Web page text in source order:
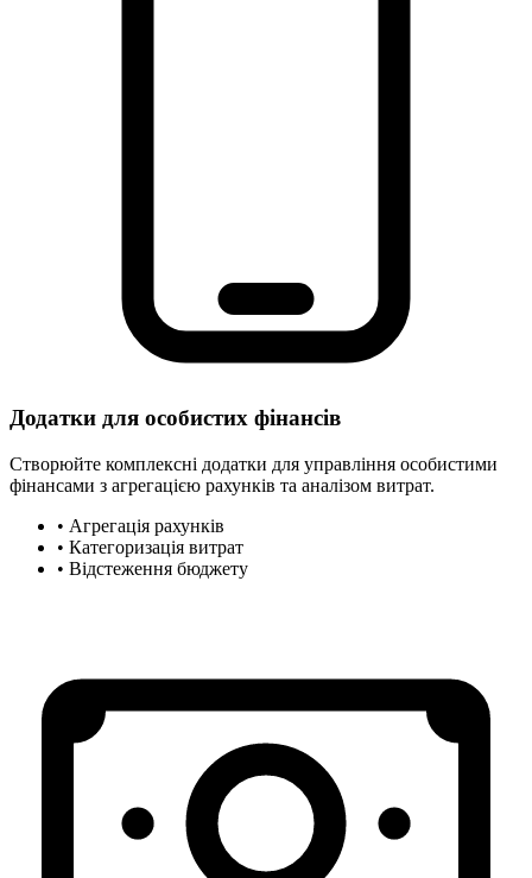
Додатки для особистих фінансів
Створюйте комплексні додатки для управління особистими
фінансами з агрегацією рахунків та аналізом витрат.
• Агрегація рахунків
• Категоризація витрат
• Відстеження бюджету